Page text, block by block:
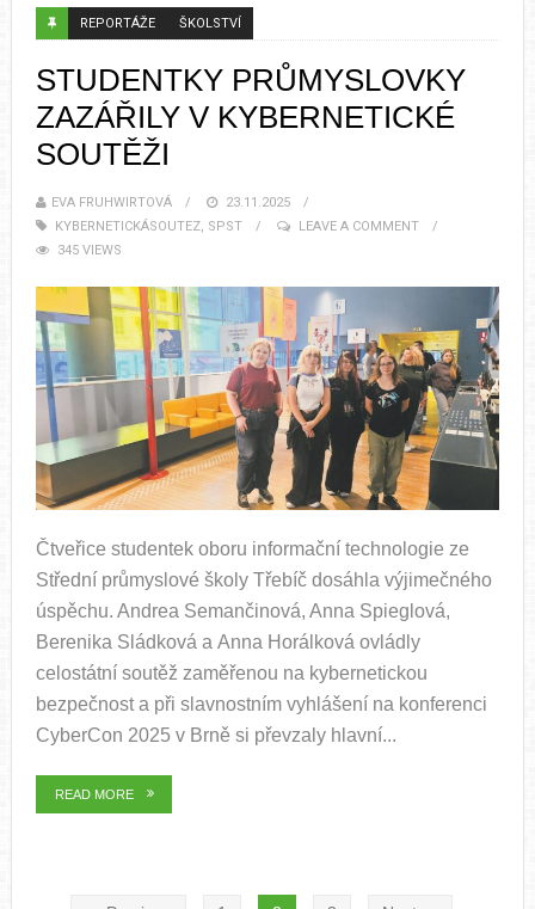
REPORTÁŽE ŠKOLSTVÍ
STUDENTKY PRŮMYSLOVKY
ZAZÁŘILY V KYBERNETICKÉ
SOUTĚŽI
EVA FRUHWIRTOVÁ
23.11.2025
KYBERNETICKÁSOUTEZ, SPST
LEAVE A COMMENT
345 VIEWS
Čtveřice studentek oboru informační technologie ze
Střední průmyslové školy Třebíč dosáhla výjimečného
úspěchu. Andrea Semančinová, Anna Spieglová,
Berenika Sládková a Anna Horálková ovládly
celostátní soutěž zaměřenou na kybernetickou
bezpečnost a při slavnostním vyhlášení na konferenci
CyberCon 2025 v Brně si převzaly hlavní...
READ MORE